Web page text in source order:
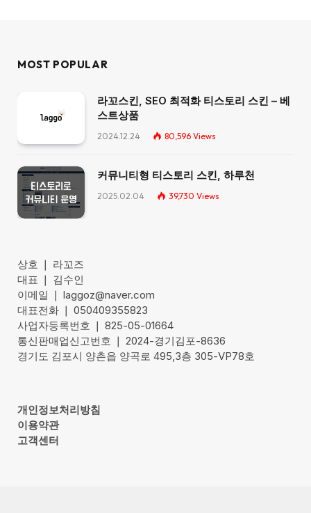
MOST POPULAR
라꼬스킨, SEO 최적화 티스토리 스킨 – 베
스트상품
2024.12.24 80,596 Views
커뮤니티형 티스토리 스킨, 하루천
2025.02.04 39,730 Views
상호 ❘ 라꼬즈
대표 ❘ 김수인
이메일 ❘ laggoz@naver.com
대표전화 ❘ 050409355823
사업자등록번호 ❘ 825-05-01664
통신판매업신고번호 ❘ 2024-경기김포-8636
경기도 김포시 양촌읍 양곡로 495,3층 305-VP78호
개인정보처리방침
이용약관
고객센터